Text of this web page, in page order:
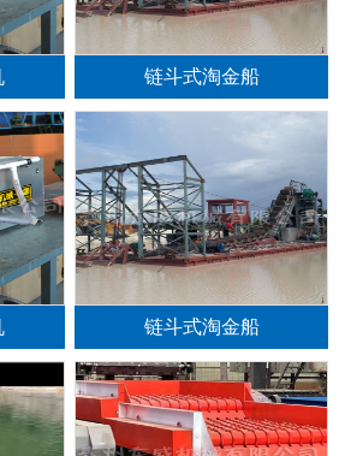
1 3
链斗式淘金船
链斗式淘金船